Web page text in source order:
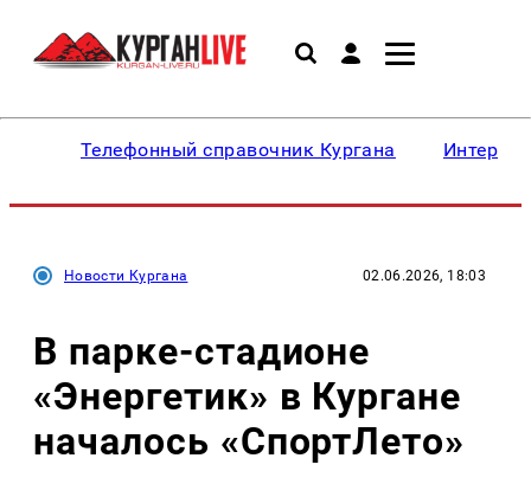
Телефонный справочник Кургана
Новости Кургана 02.06.2026, 18:03
В парке-стадионе
«Энергетик» в Кургане
началось «СпортЛето»